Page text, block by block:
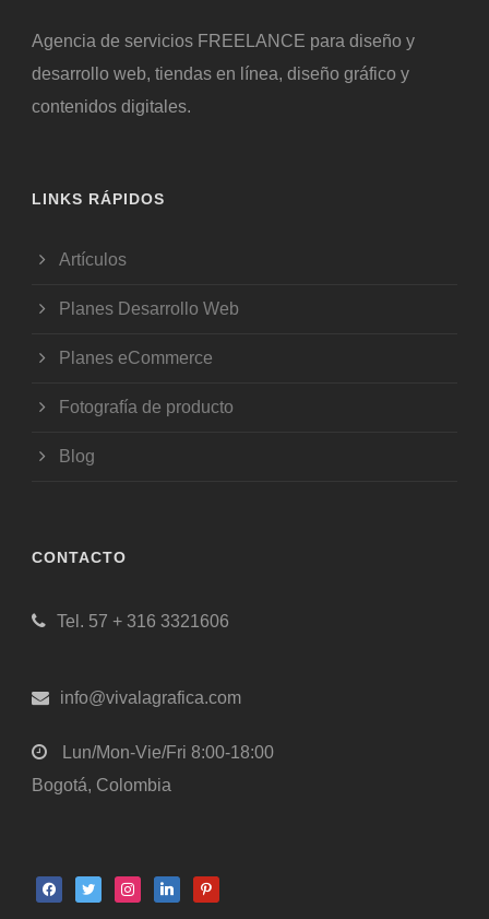
Agencia de servicios FREELANCE para diseño y
desarrollo web, tiendas en línea, diseño gráfico y
contenidos digitales.
LINKS RÁPIDOS
Artículos
Planes Desarrollo Web
Planes eCommerce
Fotografía de producto
Blog
CONTACTO
Tel. 57 + 316 3321606
info@vivalagrafica.com
Lun/Mon-Vie/Fri 8:00-18:00
Bogotá, Colombia
facebooktwitter instagramlinkedinpinterest